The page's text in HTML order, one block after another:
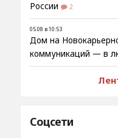
России
2
05.08 в 10:53
Дом на
коммуникаций — в
Соцсети